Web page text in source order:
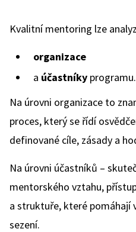
Kvalitní mentoring lze
organizace
a účastníky programu.
Na úrovni organizace to
proces, který se řídí
definované cíle, zásady a
Na úrovni účastníků –
mentorského vztahu,
a struktuře, které pomáhají
sezení.